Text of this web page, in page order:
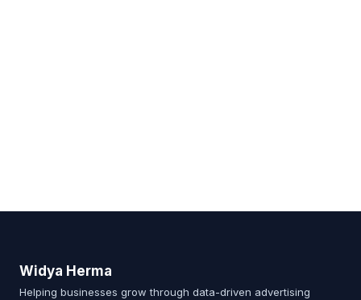
Widya Herma
Helping businesses grow through data-driven advertising